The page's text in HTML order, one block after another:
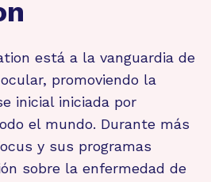
está a la vanguardia de
promoviendo la
inicial iniciada por
el mundo. Durante más
y sus programas
sobre la enfermedad de